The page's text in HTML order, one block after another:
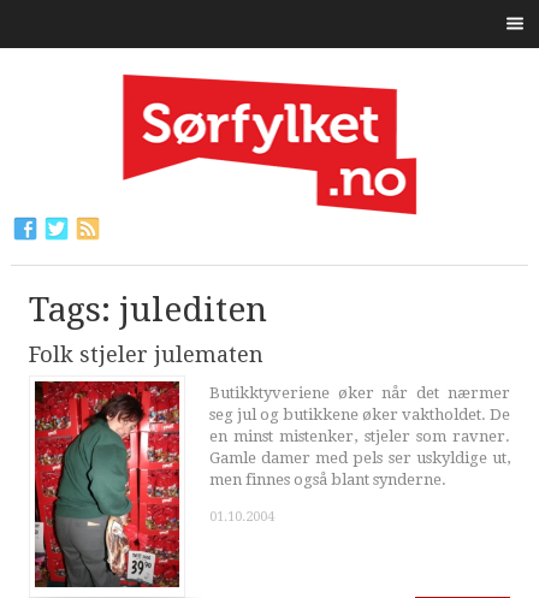
Tags: julediten
Folk stjeler julematen
Butikktyveriene øker når det nærmer
seg jul og butikkene øker vaktholdet. De
en minst mistenker, stjeler som ravner.
Gamle damer med pels ser uskyldige ut,
men finnes også blant synderne.
01.10.2004